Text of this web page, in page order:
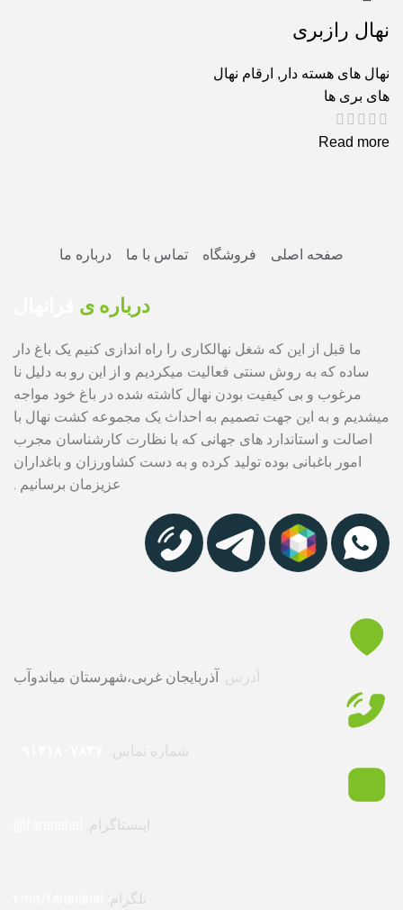
نهال رازبری
نهال های هسته دار , ارقام نهال
های بری ها
Read more
صفحه اصلی فروشگاه تماس با ما درباره ما
درباره ی
ما قبل از این که شغل نهالکاری را راه اندازی کنیم یک باغ دار
ساده که به روش سنتی فعالیت میکردیم و از این رو به دلیل نا
مرغوب و بی کیفیت بودن نهال کاشته شده در باغ خود مواجه
میشدیم و به این جهت تصمیم به احداث یک مجموعه کشت نهال با
اصالت و استاندارد های جهانی که با نظارت کارشناسان مجرب
امور باغبانی بوده تولید کرده و به دست کشاورزان و باغداران
عزیزمان برسانیم .
آدرس: آذربایجان غربی،شهرستان میاندوآب
شماره تماس:
اینستاگرام:
تلگرام: